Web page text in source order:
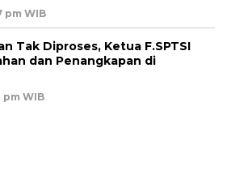
pm WIB
Tak Diproses, Ketua F.SPTSI
dan Penangkapan di
pm WIB